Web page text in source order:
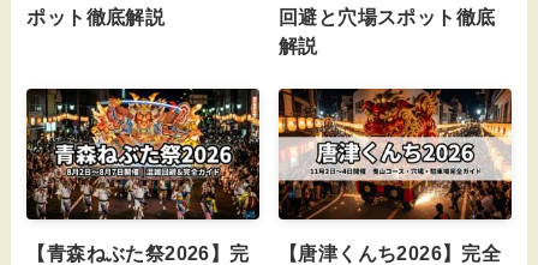
ポット徹底解説
回避と穴場スポット徹底
解説
【青森ねぶた祭2026】完
【唐津くんち2026】完全